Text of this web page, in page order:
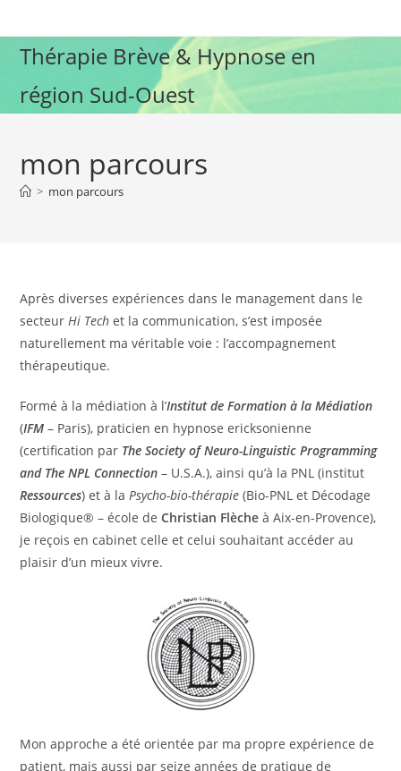
to
contentThérapie Brève & Hypnose en
région Sud-Ouest
mon parcours
> mon parcours
Après diverses expériences dans le management dans le
secteurHi Tech et la communication, s’est imposée
naturellement ma véritable voie : l’accompagnement
thérapeutique.
Formé à la médiation à l’Institut de Formation à la Médiation
(IFM – Paris), praticien en hypnose ericksonienne
(certification par The Society of Neuro-Linguistic Programming
and The NPL Connection – U.S.A.), ainsi qu’à la PNL (institut
Ressources) et à laPsycho-bio-thérapie (Bio-PNL et Décodage
Biologique® – école deChristian Flèche à Aix-en-Provence),
je reçois en cabinet celle et celui souhaitant accéder au
plaisir d’un mieux vivre.
Mon approche a été orientée par ma propre expérience de
patient, mais aussi par seize années de pratique de